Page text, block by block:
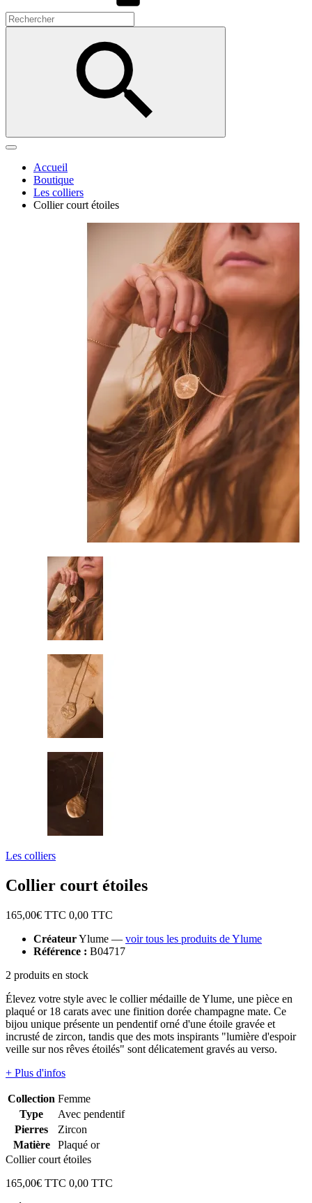
Accueil
Boutique
Les colliers
Collier court étoiles
Les colliers
Collier court étoiles
165,00€ TTC 0,00 TTC
CréateurYlume — voir tous les produits de Ylume
Référence : B04717
2 produits en stock
Élevez votre style avec le collier médaille de Ylume, une pièce en
plaqué or 18 carats avec une finition dorée champagne mate. Ce
bijou unique présente un pendentif orné d'une étoile gravée et
incrusté de zircon, tandis que des mots inspirants "lumière d'espoir
veille sur nos rêves étoilés" sont délicatement gravés au verso.
+ Plus d'infos
Collection Femme
Type
Avec pendentif
Pierres
Zircon
Matière
Plaqué or
Collier court étoiles
165,00€ TTC 0,00 TTC